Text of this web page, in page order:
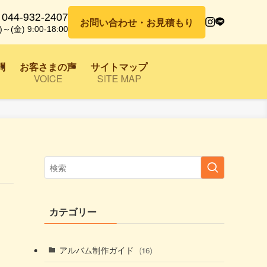
044-932-2407
～(金) 9:00-18:00 お問い合わせ・お見積もり
お客さまの声
VOICE
サイトマップ
SITE MAP
カテゴリー
アルバム制作ガイド (16)